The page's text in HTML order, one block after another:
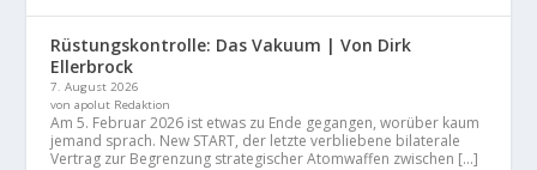
Rüstungskontrolle: Das Vakuum | Von Dirk
Ellerbrock
7. August 2026
von apolut Redaktion
Am 5. Februar 2026 ist etwas zu Ende gegangen, worüber kaum
jemand sprach. New START, der letzte verbliebene bilaterale
Vertrag zur Begrenzung strategischer Atomwaffen zwischen […]